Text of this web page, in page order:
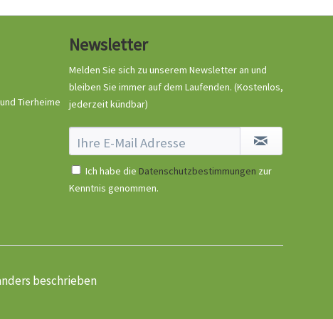
Tierheime
Newsletter
Melden Sie sich zu unserem Newsletter an und
bleiben Sie immer auf dem Laufenden. (Kostenlos,
jederzeit kündbar)
Ich habe die Datenschutzbestimmungen zur
Kenntnis genommen.
beschrieben